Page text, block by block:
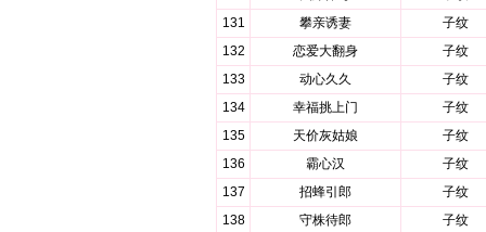
131
攀亲诱妻
子纹
132
恋爱大翻身
子纹
133
动心久久
子纹
134
幸福挑上门
子纹
135
天价灰姑娘
子纹
136
霸心汉
子纹
137
招蜂引郎
子纹
138
守株待郎
子纹